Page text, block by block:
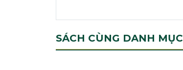
SÁCH CÙNG DANH MỤC